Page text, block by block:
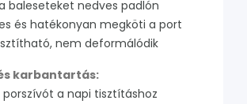
baleseteket nedves padlón
és hatékonyan megköti a port
nem deformálódik
karbantartás:
porszívót a napi tisztításhoz